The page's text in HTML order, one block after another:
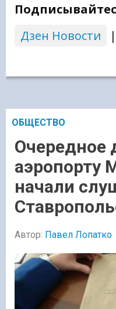
Дзен Новости
|
ОБЩЕСТВО
Очередное
аэропорту
начали
Автор: Павел Лопатко